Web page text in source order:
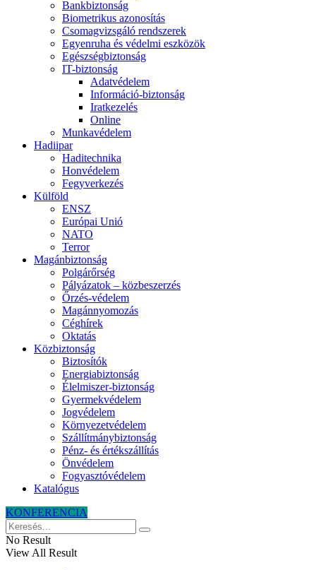
Bankbiztonság
Biometrikus azonosítás
Csomagvizsgáló rendszerek
Egyenruha és védelmi eszközök
Egészségbiztonság
IT-biztonság
Adatvédelem
Információ-biztonság
Iratkezelés
Online
Munkavédelem
Hadiipar
Haditechnika
Honvédelem
Fegyverkezés
Külföld
ENSZ
Európai Unió
NATO
Terror
Magánbiztonság
Polgárőrség
Pályázatok – közbeszerzés
Őrzés-védelem
Magánnyomozás
Céghírek
Oktatás
Közbiztonság
Biztosítók
Energiabiztonság
Élelmiszer-biztonság
Gyermekvédelem
Jogvédelem
Környezetvédelem
Szállítmánybiztonság
Pénz- és értékszállítás
Önvédelem
Fogyasztóvédelem
Katalógus
KONFERENCIA
No Result
View All Result